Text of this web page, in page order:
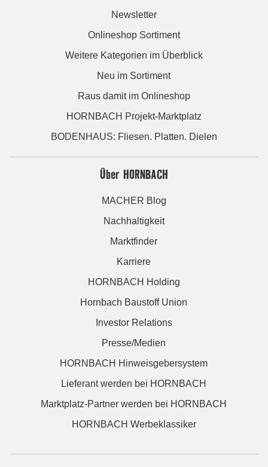
Newsletter
Onlineshop Sortiment
Weitere Kategorien im Überblick
Neu im Sortiment
Raus damit im Onlineshop
HORNBACH Projekt-Marktplatz
BODENHAUS: Fliesen. Platten. Dielen
Über HORNBACH
MACHER Blog
Nachhaltigkeit
Marktfinder
Karriere
HORNBACH Holding
Hornbach Baustoff Union
Investor Relations
Presse/Medien
HORNBACH Hinweisgebersystem
Lieferant werden bei HORNBACH
Marktplatz-Partner werden bei HORNBACH
HORNBACH Werbeklassiker